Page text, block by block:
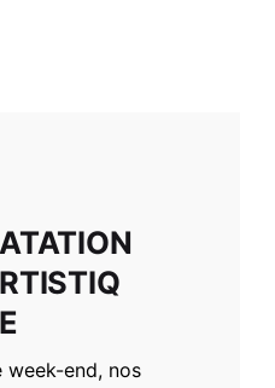
week-end, nos